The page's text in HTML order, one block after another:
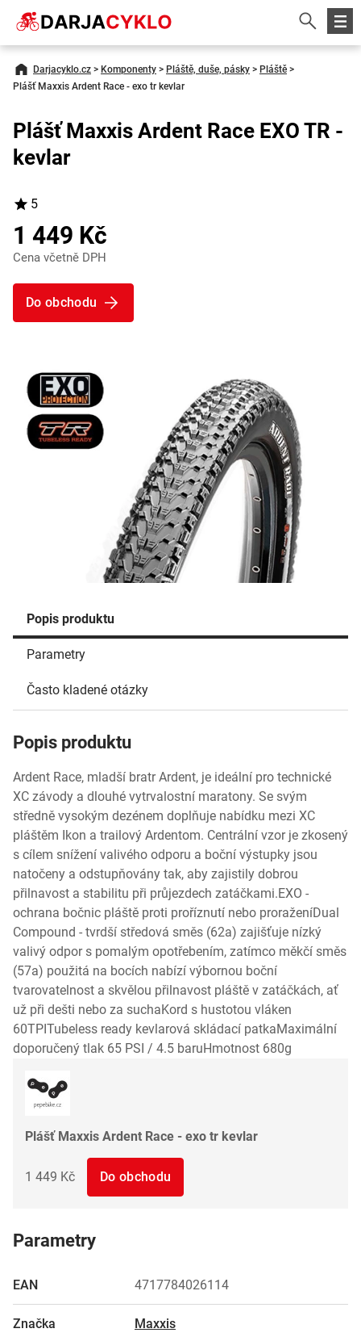
Darjacyklo.cz > Komponenty > Pláště, duše, pásky > Pláště >
Plášť Maxxis Ardent Race - exo tr kevlar
Popis produktu
Parametry
Často kladené otázky
Popis produktu
Ardent Race, mladší bratr Ardent, je ideální pro technické
XC závody a dlouhé vytrvalostní maratony. Se svým
středně vysokým dezénem doplňuje nabídku mezi XC
pláštěm Ikon a trailový Ardentom. Centrální vzor je zkosený
s cílem snížení valivého odporu a boční výstupky jsou
natočeny a odstupňovány tak, aby zajistily dobrou
přilnavost a stabilitu při průjezdech zatáčkami.EXO -
ochrana bočnic pláště proti proříznutí nebo proraženíDual
Compound - tvrdší středová směs (62a) zajišťuje nízký
valivý odpor s pomalým opotřebením, zatímco měkčí směs
(57a) použitá na bocích nabízí výbornou boční
tvarovatelnost a skvělou přilnavost pláště v zatáčkách, ať
už při dešti nebo za suchaKord s hustotou vláken
60TPITubeless ready kevlarová skládací patkaMaximální
doporučený tlak 65 PSI / 4.5 baruHmotnost 680g
Plášť Maxxis Ardent Race - exo tr kevlar
1 449 Kč Do obchodu
Parametry
EAN 4717784026114
Značka Maxxis
Plášť Maxxis Ardent Race EXO TR -
kevlar
5
1 449 Kč
Cena včetně DPH
Do obchodu